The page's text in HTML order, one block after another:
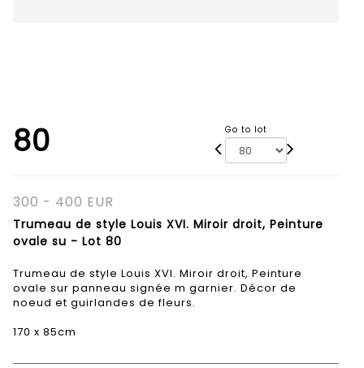
80 Go to lot
300 - 400 EUR
Trumeau de style Louis XVI. Miroir droit, Peinture
ovale su - Lot 80
Trumeau de style Louis XVI. Miroir droit, Peinture
ovale sur panneau signée m garnier. Décor de
noeud et guirlandes de fleurs.
170 x 85cm